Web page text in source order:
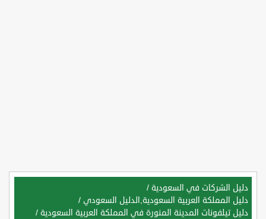
دليل الشركات في السعودية /
دليل المملكة العربية السعودية,الدليل السعودي /
دليل تيلفونات المدينة المنورة في المملكة العربية السعودية /